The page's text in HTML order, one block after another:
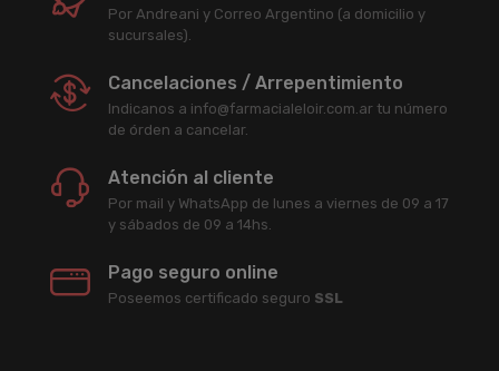
Por Andreani y Correo Argentino (a domicilio y
sucursales).
Cancelaciones / Arrepentimiento
Indicanos a info@farmacialeloir.com.ar tu número
de órden a cancelar.
Atención al cliente
Por mail y WhatsApp de lunes a viernes de 09 a 17
y sábados de 09 a 14hs.
Pago seguro online
Poseemos certificado seguro SSL